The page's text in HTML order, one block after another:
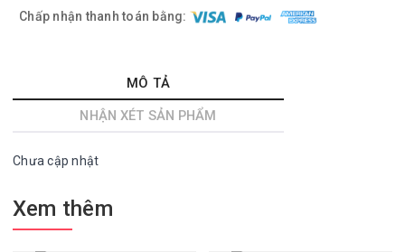
Chấp nhận thanh toán bằng:
MÔ TẢ
NHẬN XÉT SẢN PHẨM
Chưa cập nhật
Xem thêm